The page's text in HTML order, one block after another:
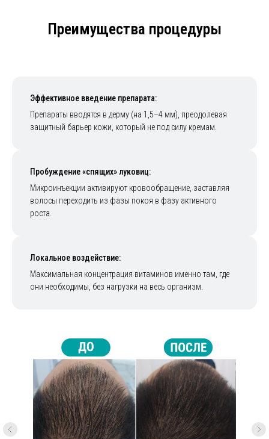
Преимущества процедуры
Эффективное введение препарата:
Препараты вводятся в дерму (на 1,5–4 мм), преодолевая
защитный барьер кожи, который не под силу кремам.
Пробуждение «спящих» луковиц:
Микроинъекции активируют кровообращение, заставляя
волосы переходить из фазы покоя в фазу активного
роста.
Локальное воздействие:
Максимальная концентрация витаминов именно там, где
они необходимы, без нагрузки на весь организм.
CELLBOOSTER HAIR, Швейцария
Питает фолликул непрерывно, а не одноразово
Восстанавливает структуру волосяного